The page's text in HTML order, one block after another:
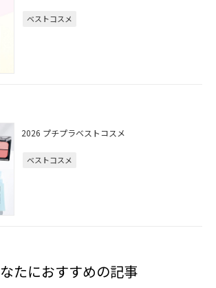
ベストコスメ
2026 プチプラベストコスメ
ベストコスメ
たにおすすめの記事